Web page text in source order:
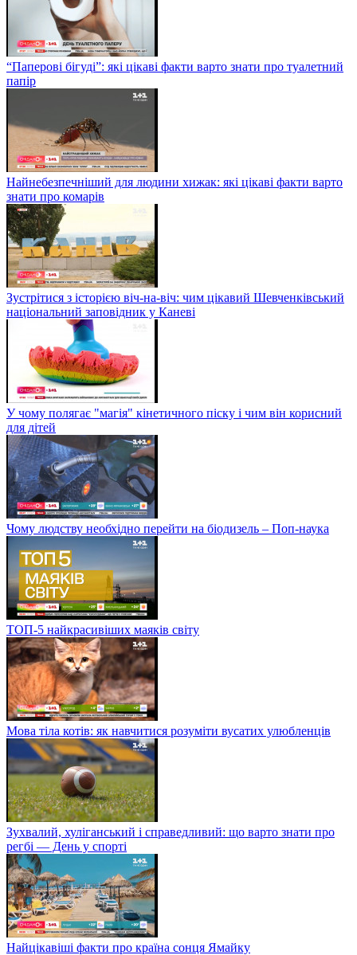
“Паперові бігуді”: які цікаві факти варто знати про туалетний
папір
Найнебезпечніший для людини хижак: які цікаві факти варто
знати про комарів
Зустрітися з історією віч-на-віч: чим цікавий Шевченківський
національний заповідник у Каневі
У чому полягає "магія" кінетичного піску і чим він корисний
для дітей
Чому людству необхідно перейти на біодизель – Поп-наука
ТОП-5 найкрасивіших маяків світу
Мова тіла котів: як навчитися розуміти вусатих улюбленців
Зухвалий, хуліганський і справедливий: що варто знати про
регбі — День у спорті
Найцікавіші факти про країна сонця Ямайку